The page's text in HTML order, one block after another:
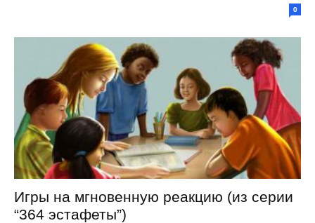
0
Игры на мгновенную реакцию (из серии
“364 эстафеты”)